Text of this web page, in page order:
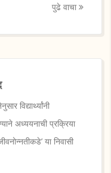
पुढे वाचा
विद्यार्थ्यांनी
अध्ययनाची प्रक्रिया
या निवासी